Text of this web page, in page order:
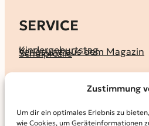
Zustimmung
Um dir ein optimales Erlebnis zu
wie Cookies, um Geräteinformationen
SERVICE
Kindergeburtstag
Verlosung aus dem Magazin
Schulprofile
KALENDER